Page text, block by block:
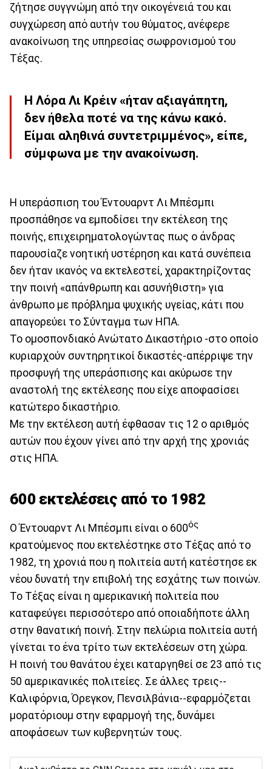
ζήτησε συγγνώμη από την οικογένειά του και
συγχώρεση από αυτήν του θύματος, ανέφερε
ανακοίνωση της υπηρεσίας σωφρονισμού του
Τέξας.
Η Λόρα Λι Κρέιν «ήταν αξιαγάπητη,
δεν ήθελα ποτέ να της κάνω κακό.
Είμαι αληθινά συντετριμμένος», είπε,
σύμφωνα με την ανακοίνωση.
Η υπεράσπιση του Έντουαρντ Λι Μπέσμπι
προσπάθησε να εμποδίσει την εκτέλεση της
ποινής, επιχειρηματολογώντας πως ο άνδρας
παρουσίαζε νοητική υστέρηση και κατά συνέπεια
δεν ήταν ικανός να εκτελεστεί, χαρακτηρίζοντας
την ποινή «απάνθρωπη και ασυνήθιστη» για
άνθρωπο με πρόβλημα ψυχικής υγείας, κάτι που
απαγορεύει το Σύνταγμα των ΗΠΑ.
Το ομοσπονδιακό Ανώτατο Δικαστήριο -στο οποίο
κυριαρχούν συντηρητικοί δικαστές-απέρριψε την
προσφυγή της υπεράσπισης και ακύρωσε την
αναστολή της εκτέλεσης που είχε αποφασίσει
κατώτερο δικαστήριο.
Με την εκτέλεση αυτή έφθασαν τις 12 ο αριθμός
αυτών που έχουν γίνει από την αρχή της χρονιάς
στις ΗΠΑ.
600 εκτελέσεις από το 1982
Ο Έντουαρντ Λι Μπέσμπι είναι ο 600ός
κρατούμενος που εκτελέστηκε στο Τέξας από το
1982, τη χρονιά που η πολιτεία αυτή κατέστησε εκ
νέου δυνατή την επιβολή της εσχάτης των ποινών.
Το Τέξας είναι η αμερικανική πολιτεία που
καταφεύγει περισσότερο από οποιαδήποτε άλλη
στην θανατική ποινή. Στην πελώρια πολιτεία αυτή
γίνεται το ένα τρίτο των εκτελέσεων στη χώρα.
Η ποινή του θανάτου έχει καταργηθεί σε 23 από τις
50 αμερικανικές πολιτείες. Σε άλλες τρεις--
Καλιφόρνια, Όρεγκον, Πενσιλβάνια--εφαρμόζεται
μορατόριουμ στην εφαρμογή της, δυνάμει
αποφάσεων των κυβερνητών τους.